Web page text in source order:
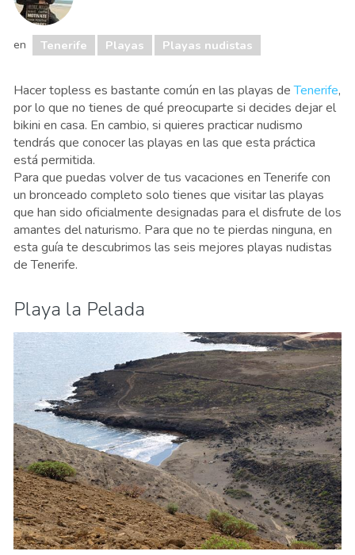
en Tenerife Playas Playas nudistas
Hacer topless es bastante común en las playas deTenerife,
por lo que no tienes de qué preocuparte si decides dejar el
bikini en casa. En cambio, si quieres practicar nudismo
tendrás que conocer las playas en las que esta práctica
está permitida.
Para que puedas volver de tus vacaciones en Tenerife con
un bronceado completo solo tienes que visitar las playas
que han sido oficialmente designadas para el disfrute de los
amantes del naturismo. Para que no te pierdas ninguna, en
esta guía te descubrimos las seis mejores playas nudistas
de Tenerife.
Playa la Pelada